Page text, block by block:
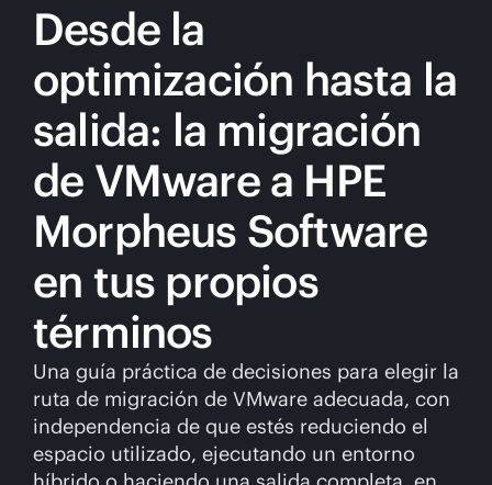
Desde la
optimización hasta la
salida: la migración
de VMware a HPE
Morpheus Software
en tus propios
términos
Una guía práctica de decisiones para elegir la
ruta de migración de VMware adecuada, con
independencia de que estés reduciendo el
espacio utilizado, ejecutando un entorno